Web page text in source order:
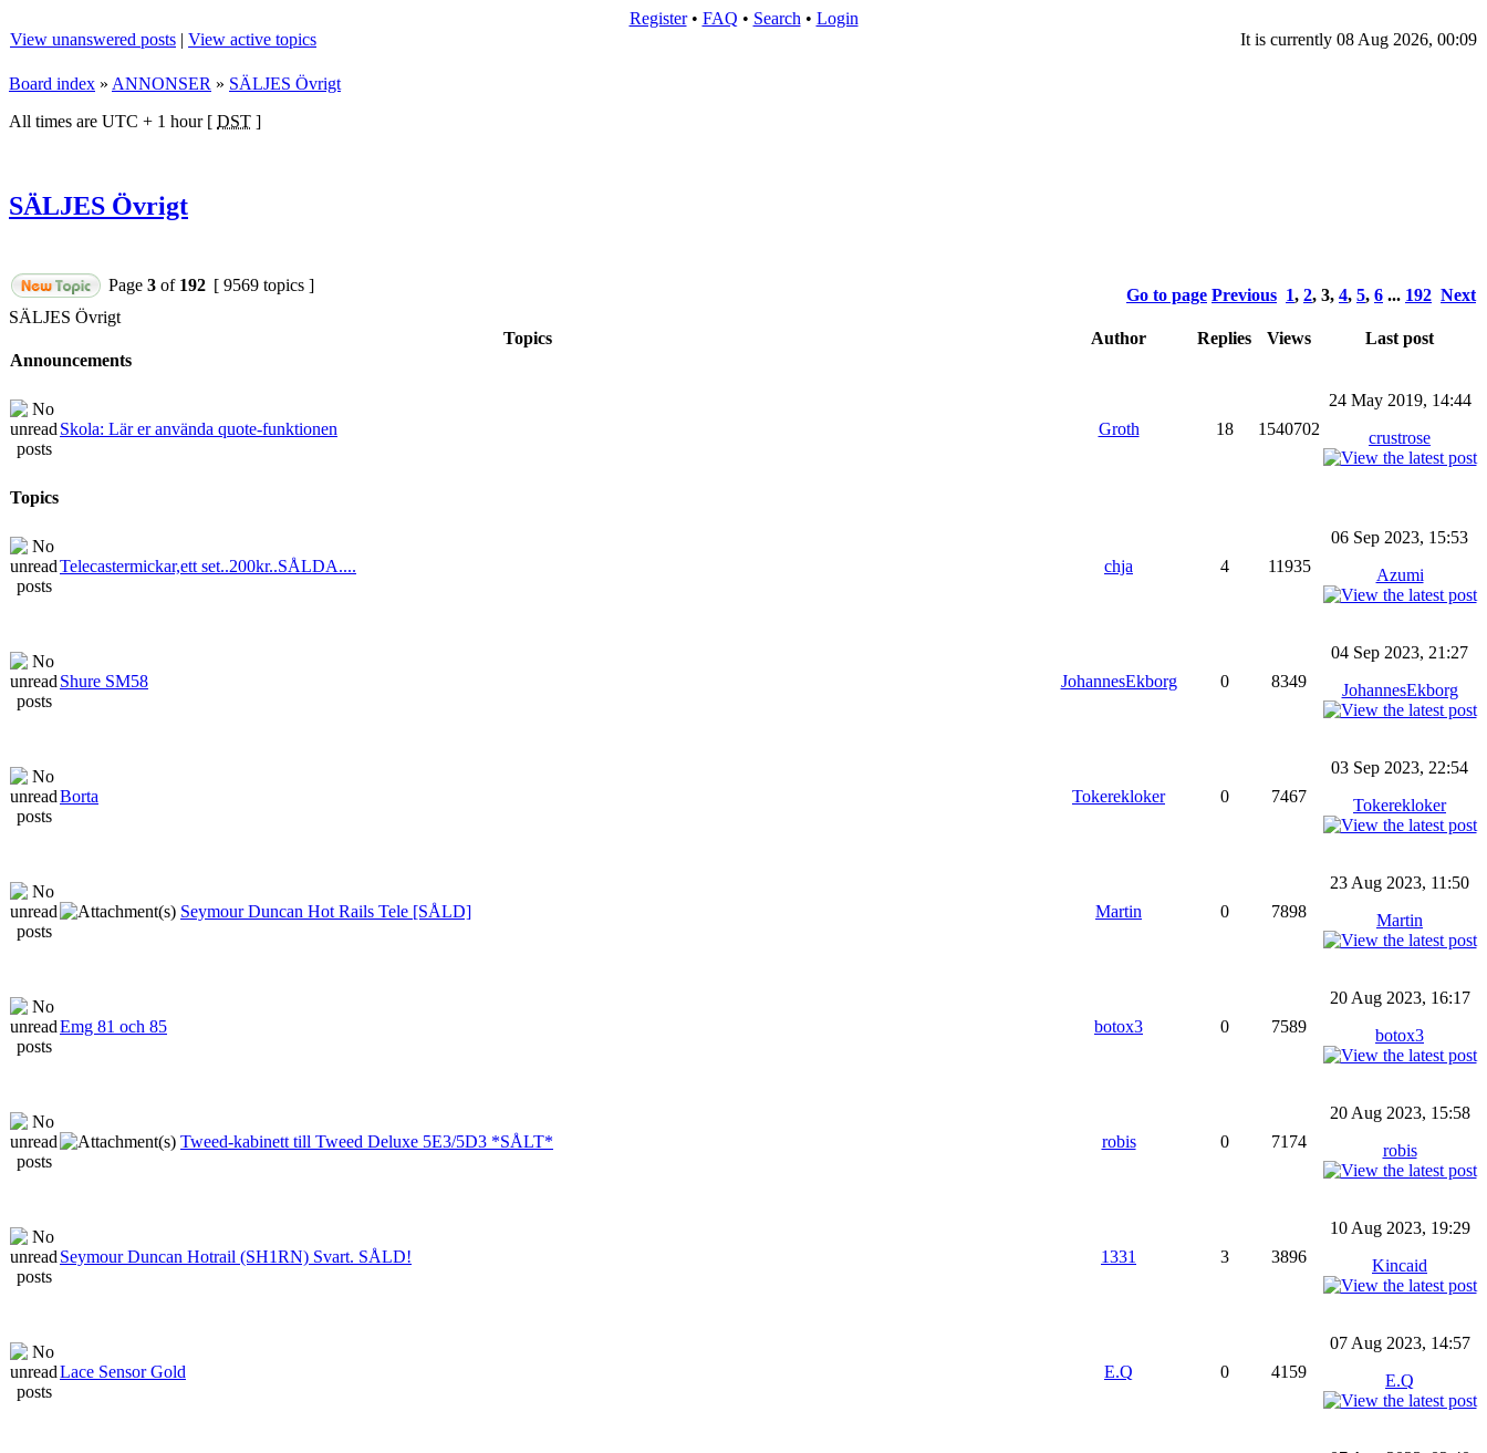
Register• FAQ • Search • Login
View unanswered posts | View active topics It is currently 08 Aug 2026, 00:09
Board index » ANNONSER » SÄLJES Övrigt
All times are UTC + 1 hour [ DST ]
SÄLJES Övrigt
Page 3 of 192 [ 9569 topics ]
Go to page Previous 1, 2, 3, 4, 5, 6 ... 192 Next
SÄLJES Övrigt
Topics
Author Replies Views
Last post
Announcements
Skola: Lär er använda quote-funktionen Groth 18 1540702
24 May 2019, 14:44
crustrose
Topics
Telecastermickar,ett set..200kr..SÅLDA.... chja 4 11935
06 Sep 2023, 15:53
Azumi
Shure SM58 JohannesEkborg 0 8349
04 Sep 2023, 21:27
JohannesEkborg
Borta Tokerekloker 0 7467
03 Sep 2023, 22:54
Tokerekloker
Seymour Duncan Hot Rails Tele [SÅLD] Martin 0 7898
23 Aug 2023, 11:50
Martin
Emg 81 och 85 botox3 0 7589
20 Aug 2023, 16:17
botox3
Tweed-kabinett till Tweed Deluxe 5E3/5D3 *SÅLT* robis 0 7174
20 Aug 2023, 15:58
robis
Seymour Duncan Hotrail (SH1RN) Svart. SÅLD! 1331 3 3896
10 Aug 2023, 19:29
Kincaid
Lace Sensor Gold E.Q 0 4159
07 Aug 2023, 14:57
E.Q